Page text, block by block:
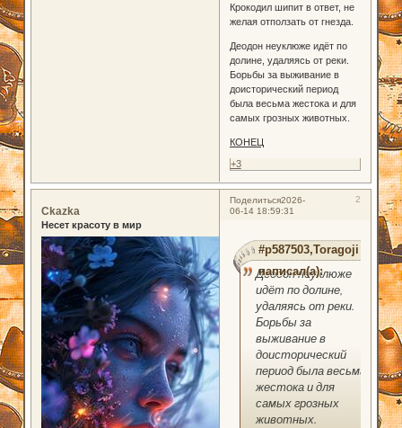
Крокодил шипит в ответ, не
желая отползать от гнезда.
Деодон неуклюже идёт по
долине, удаляясь от реки.
Борьбы за выживание в
доисторический период
была весьма жестока и для
самых грозных животных.
КОНЕЦ
+3
Поделиться 2
2026-
06-14 18:59:31
Ckazka
Несет красоту в мир
#p587503,Toragoji
написал(а):
Деодон неуклюже
идёт по долине,
удаляясь от реки.
Борьбы за
выживание в
доисторический
период была весьма
жестока и для
самых грозных
животных.